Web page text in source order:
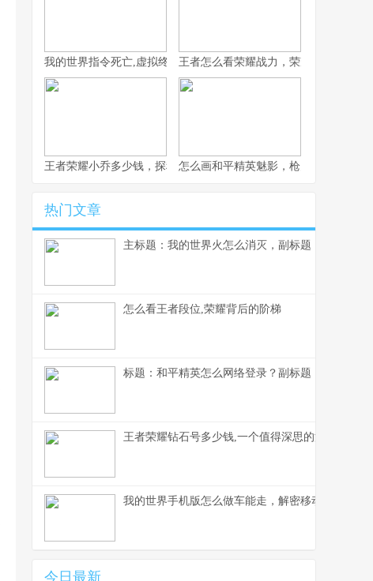
我的世界指令死亡,虚拟终结与真实隐喻王者怎么看荣耀战力，荣耀战力背后的
王者荣耀小乔多少钱，探秘获取成本与价值考量
怎么画和平精英魅影，枪火玫瑰的暗影
热门文章
主标题：我的世界火怎么消灭，副标题：资深玩家
怎么看王者段位,荣耀背后的阶梯
标题：和平精英怎么网络登录？副标题：资深玩家
王者荣耀钻石号多少钱,一个值得深思的游戏现象,
我的世界手机版怎么做车能走，解密移动载具的奥
今日最新